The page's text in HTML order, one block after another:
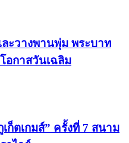
ะวางพานพุ่ม พระบาท
อกาสวันเฉลิม
ก็ตเกมส์” ครั้งที่ 7 สนาม